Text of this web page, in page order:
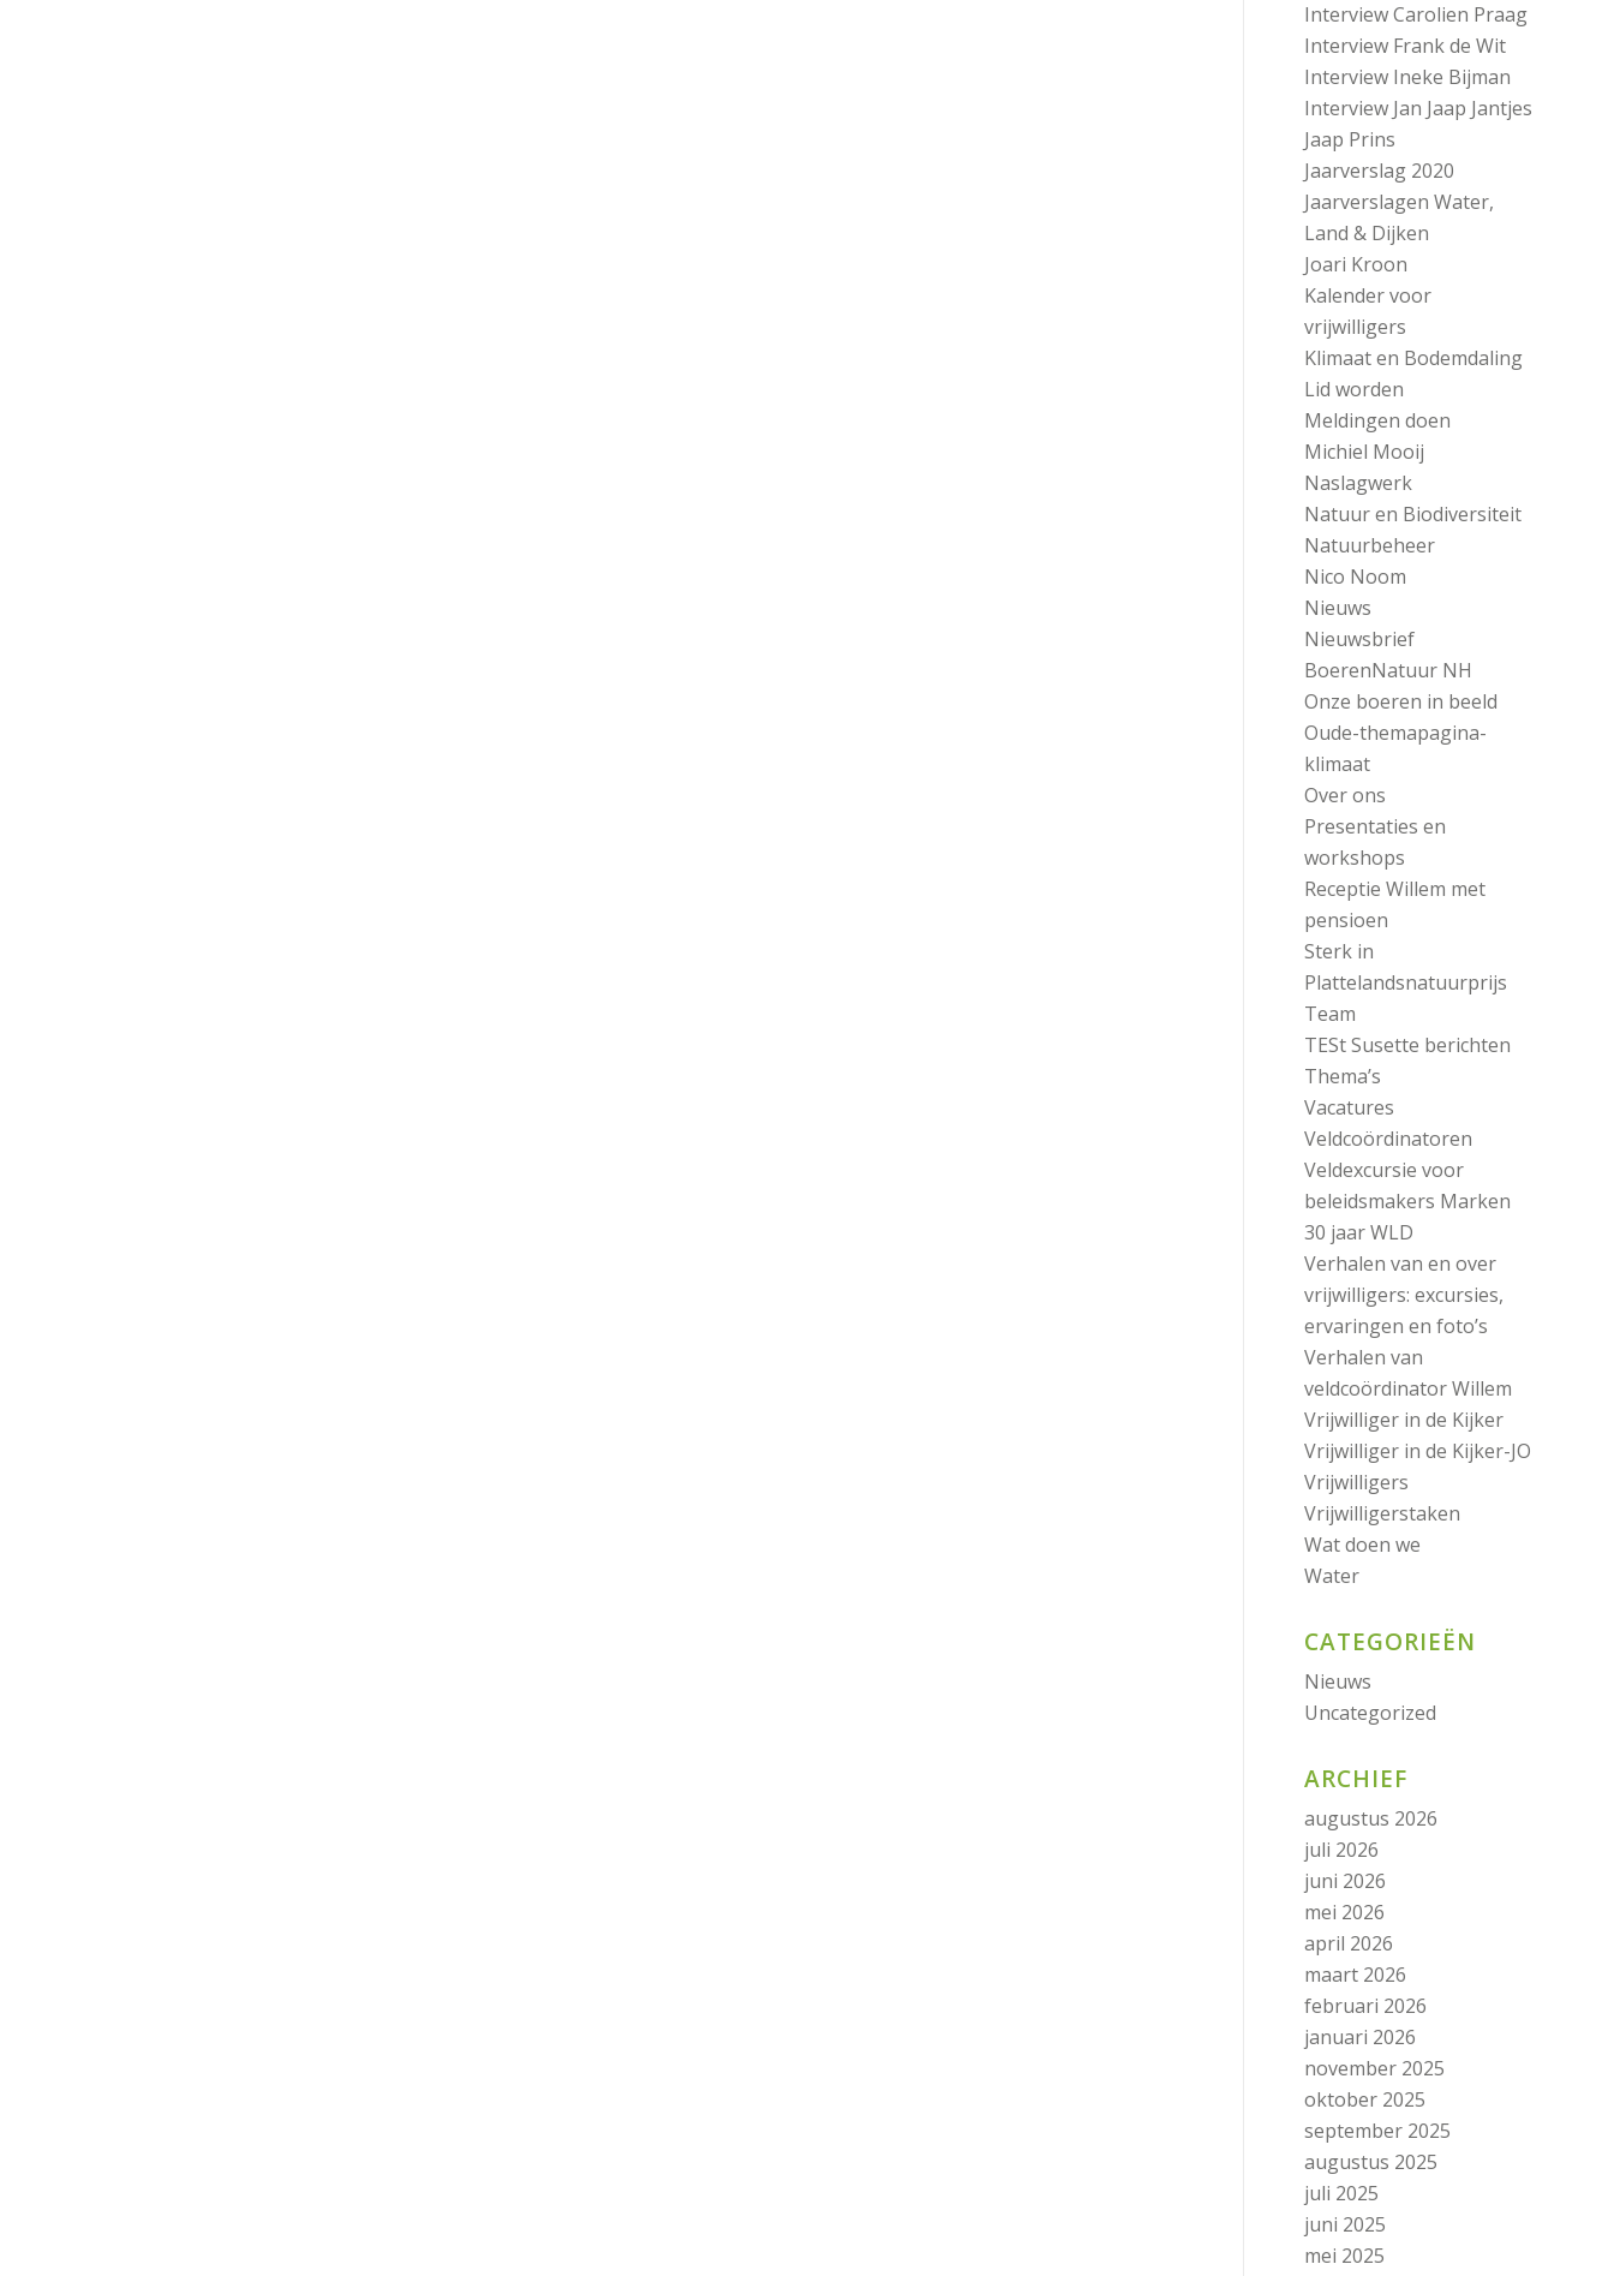
Interview Carolien Praag
Interview Frank de Wit
Interview Ineke Bijman
Interview Jan Jaap Jantjes
Jaap Prins
Jaarverslag 2020
Jaarverslagen Water,
Land & Dijken
Joari Kroon
Kalender voor
vrijwilligers
Klimaat en Bodemdaling
Lid worden
Meldingen doen
Michiel Mooij
Naslagwerk
Natuur en Biodiversiteit
Natuurbeheer
Nico Noom
Nieuws
Nieuwsbrief
BoerenNatuur NH
Onze boeren in beeld
Oude-themapagina-
klimaat
Over ons
Presentaties en
workshops
Receptie Willem met
pensioen
Sterk in
Plattelandsnatuurprijs
Team
TESt Susette berichten
Thema’s
Vacatures
Veldcoördinatoren
Veldexcursie voor
beleidsmakers Marken
30 jaar WLD
Verhalen van en over
vrijwilligers: excursies,
ervaringen en foto’s
Verhalen van
veldcoördinator Willem
Vrijwilliger in de Kijker
Vrijwilliger in de Kijker-JO
Vrijwilligers
Vrijwilligerstaken
Wat doen we
Water
CATEGORIEËN
Nieuws
Uncategorized
ARCHIEF
augustus 2026
juli 2026
juni 2026
mei 2026
april 2026
maart 2026
februari 2026
januari 2026
november 2025
oktober 2025
september 2025
augustus 2025
juli 2025
juni 2025
mei 2025